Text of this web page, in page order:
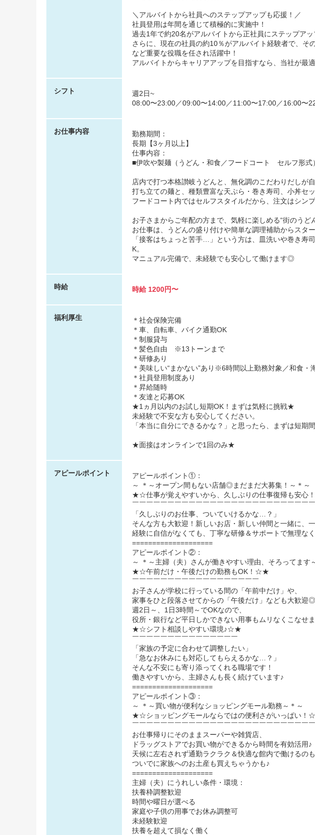
＼アルバイトから社員へのステップアップも応援！／
社員登用は年間を通じて積極的に実施中！
過去1年で約20名がアルバイトから正社員にステップアッ
さらに、現在の社員の約10％がアルバイト経験者で、そ
など重要な役職を任され活躍中！
アルバイトからキャリアアップを目指すなら、当社が最適
シフト
週2日~
08:00〜23:00／09:00〜14:00／11:00〜17:00／16:00〜
お仕事内容
勤務期間：
長期【3ヶ月以上】
仕事内容：
■伊吹や製麺（うどん・和食／フードコート セルフ形式）
店内で打つ本格讃岐うどんと、無化調のこだわりだしが自
打ち立ての麺と、種類豊富な天ぷら・巻き寿司、小丼セ
フードコート内ではセルフスタイルだから、注文はシンプ
お子さまからご年配の方まで、気軽に楽しめる“街のうど
お仕事は、うどんの盛り付けや簡単な調理補助からスター
「接客はちょっと苦手…」という方は、皿洗いや巻き寿
K。
マニュアル完備で、未経験でも安心して働けます◎
時給 時給 1200円〜
福利厚生
＊社会保険完備
＊車、自転車、バイク通勤OK
＊制服貸与
＊髪色自由 ※13トーンまで
＊研修あり
＊美味しい“まかない”あり※6時間以上勤務対象／和食・
＊社員登用制度あり
＊昇給随時
＊友達と応募OK
★1ヵ月以内のお試し短期OK！まずは気軽に挑戦★
未経験で不安な方も安心してください。
「本当に自分にできるかな？」と思ったら、まずは短期
★面接はオンラインで1回のみ★
アピールポイント
アピールポイント①：
～ ＊～オープン間もない店舗◎まだまだ大募集！～＊～
★☆仕事が覚えやすいから、久しぶりの仕事復帰も安心
￣￣￣￣￣￣￣￣￣￣￣￣￣￣￣￣￣￣￣￣￣￣￣￣￣￣
「久しぶりのお仕事、ついていけるかな…？」
そんな方も大歓迎！新しいお店・新しい仲間と一緒に、
経験に自信がなくても、丁寧な研修＆サポートで無理な
====================
アピールポイント②：
～ ＊～主婦（夫）さんが働きやすい理由、そろってます
★☆午前だけ・午後だけの勤務もOK！☆★
￣￣￣￣￣￣￣￣￣￣￣￣￣￣￣￣￣￣
お子さんが学校に行っている間の「午前中だけ」や、
家事をひと段落させてからの「午後だけ」なども大歓迎◎
週2日～、1日3時間～でOKなので、
役所・銀行など平日しかできない用事もムリなくこなせま
★☆シフト相談しやすい環境♪☆★
￣￣￣￣￣￣￣￣￣￣￣￣￣￣￣
「家族の予定に合わせて調整したい」
「急なお休みにも対応してもらえるかな…？」
そんな不安にも寄り添ってくれる職場です！
働きやすいから、主婦さんも長く続けています♪
====================
アピールポイント③：
～ ＊～買い物が便利なショッピングモール勤務～＊～
★☆ショッピングモールならではの便利さがいっぱい
￣￣￣￣￣￣￣￣￣￣￣￣￣￣￣￣￣￣￣￣￣￣￣￣￣￣
お仕事帰りにそのままスーパーや雑貨店、
ドラッグストアでお買い物ができるから時間を有効活用♪
天候に左右されず通勤ラクラク＆快適な館内で働けるの
ついでに家族へのお土産も買えちゃうかも♪
====================
主婦（夫）にうれしい条件・環境：
扶養枠調整歓迎
時間や曜日が選べる
家庭や子供の用事でお休み調整可
未経験歓迎
扶養を超えて損なく働く